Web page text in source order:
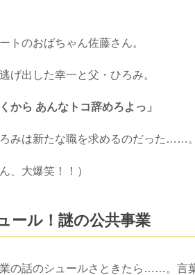
トのおばちゃん佐藤さん。
げ出した幸一と父・ひろみ。
から あんなトコ辞めろよっ」
みは新たな職を求めるのだった……。
、大爆笑！！）
ール！謎の公共事業
の話のシュールさときたら……。言